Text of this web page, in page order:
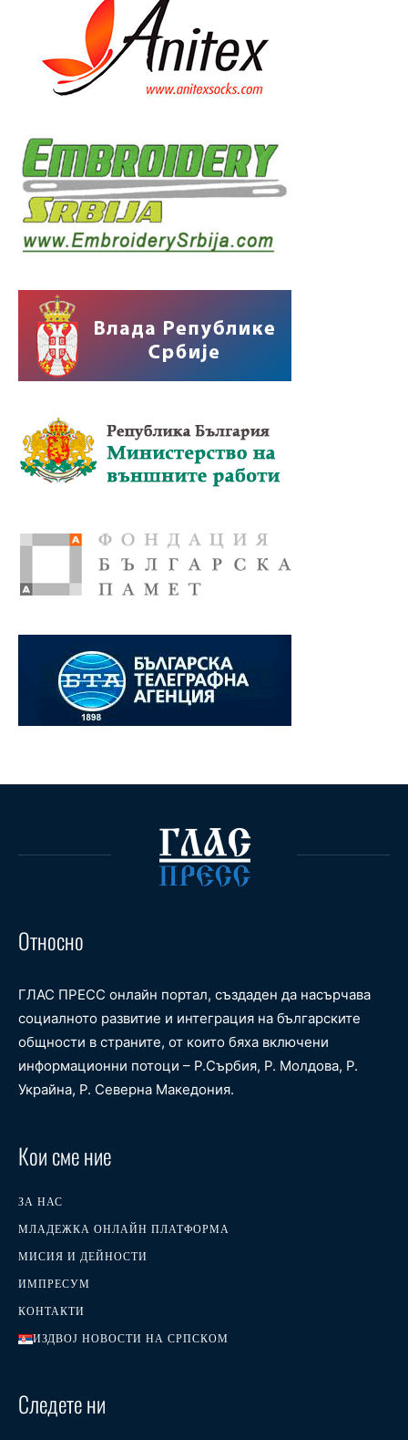
Относно
ГЛАС ПРЕСС онлайн портал, създаден да насърчава
социалното развитие и интеграция на българските
общности в страните, от които бяха включени
информационни потоци – Р.Сърбия, Р. Молдова, Р.
Украйна, Р. Северна Македония.
Кои сме ние
ЗА НАС
МЛАДЕЖКА ОНЛАЙН ПЛАТФОРМА
МИСИЯ И ДЕЙНОСТИ
ИМПРЕСУМ
КОНТАКТИ
ИЗДВОЈ НОВОСТИ НА СРПСКОМ
Следете ни